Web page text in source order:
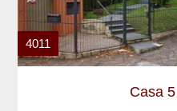
4011
Casa